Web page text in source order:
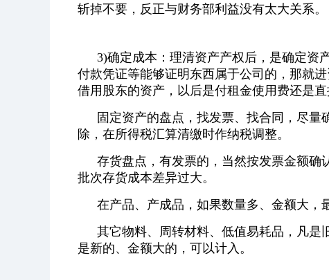
斩掉不要，反正与财务部利益没有太大关系。
3)确定成本：理清资产产权后，是确定资
付款凭证等能够证明东西属于公司的，那就
借用股东的资产，以后是付租金使用费还是直
固定资产的盘点，找发票、找合同，尽
除，在所得税汇算清缴时作纳税调整。
存货盘点，有发票的，当然按发票金额
批次存货成本差异过大。
在产品、产成品，如果数量多、金额大，
其它物料、周转材料、低值易耗品，凡
是新的、金额大的，可以计入。